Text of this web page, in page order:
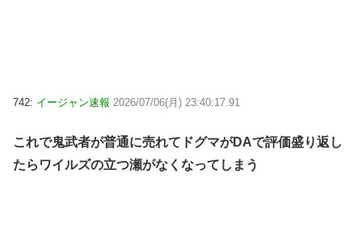
742: イージャン速報 2026/07/06(月) 23:40:17.91
これで鬼武者が普通に売れてドグマがDAで評価盛り返し
たらワイルズの立つ瀬がなくなってしまう